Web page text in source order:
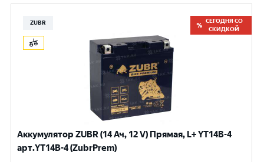
ZUBR
СЕГОДНЯ СО
СКИДКОЙ
Аккумулятор ZUBR (14 Ач, 12 V) Прямая, L+ YT14B-4
арт.YT14B-4 (ZubrPrem)